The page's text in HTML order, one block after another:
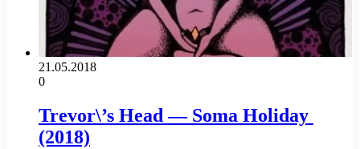
21.05.2018
0
Trevor\’s Head — Soma Holiday
(2018)